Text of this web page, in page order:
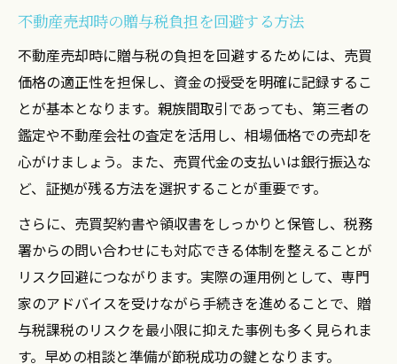
不動産売却時の贈与税負担を回避する方法
不動産売却時に贈与税の負担を回避するためには、売買
価格の適正性を担保し、資金の授受を明確に記録するこ
とが基本となります。親族間取引であっても、第三者の
鑑定や不動産会社の査定を活用し、相場価格での売却を
心がけましょう。また、売買代金の支払いは銀行振込な
ど、証拠が残る方法を選択することが重要です。
さらに、売買契約書や領収書をしっかりと保管し、税務
署からの問い合わせにも対応できる体制を整えることが
リスク回避につながります。実際の運用例として、専門
家のアドバイスを受けながら手続きを進めることで、贈
与税課税のリスクを最小限に抑えた事例も多く見られま
す。早めの相談と準備が節税成功の鍵となります。